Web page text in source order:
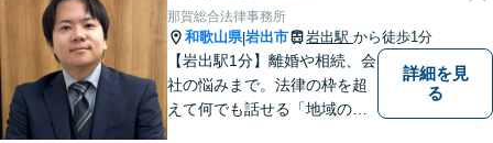
那賀総合法律事務所
和歌山県|岩出市 岩出駅 から徒歩1分
【岩出駅1分】離婚や相続、会
社の悩みまで。法律の枠を超
えて何でも話せる「地域のか
詳細を見
る